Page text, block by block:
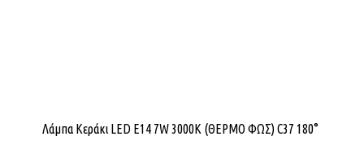
Λάμπα Κεράκι LED E14 7W 3000K (ΘΕΡΜΟ ΦΩΣ) C37 180°